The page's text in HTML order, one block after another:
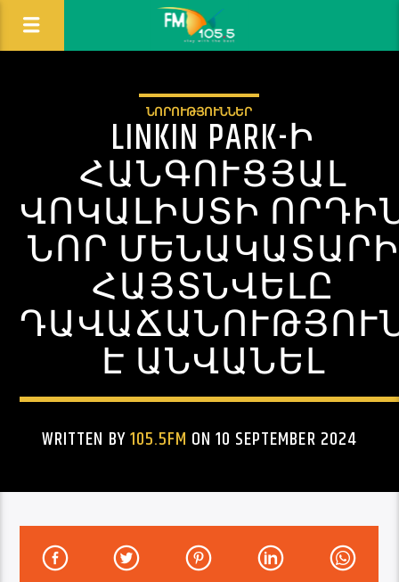
ՆՈՐՈՒԹՅՈՒՆՆԵՐ
LINKIN PARK-Ի
ՀԱՆԳՈՒՑՅԱԼ
ՎՈԿԱԼԻՍՏԻ
ՆՈՐ ՄԵՆԱԿԱՏԱՐԻ
ՀԱՅՏՆՎԵԼԸ
Է ԱՆՎԱՆԵԼ
WRITTEN BY105.5FM ON 10 SEPTEMBER 2024